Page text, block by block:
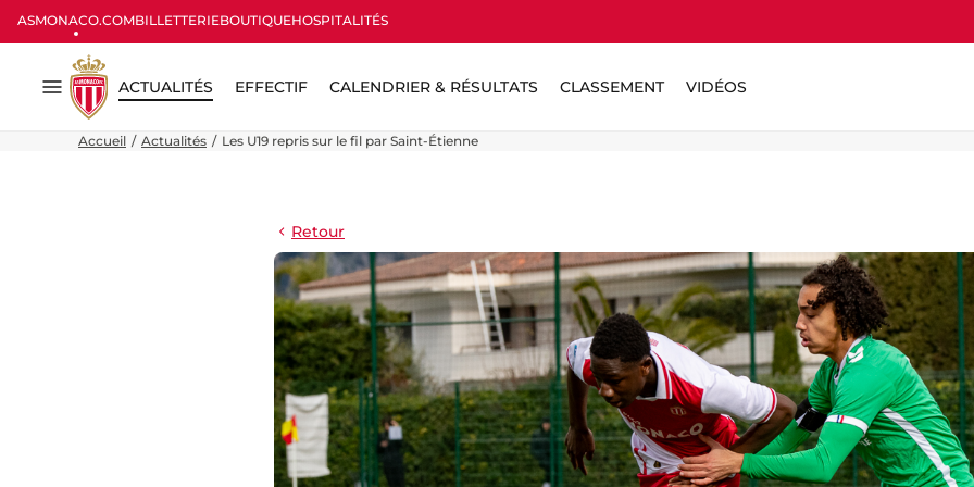
ASMONACO.COMBILLETTERIEBOUTIQUEHOSPITALITÉS
Menu
ACTUALITÉS EFFECTIF CALENDRIER & RÉSULTATS CLASSEMENT VIDÉOS
Accueil Actualités Les U19 repris sur le fil par Saint-Étienne
Retour